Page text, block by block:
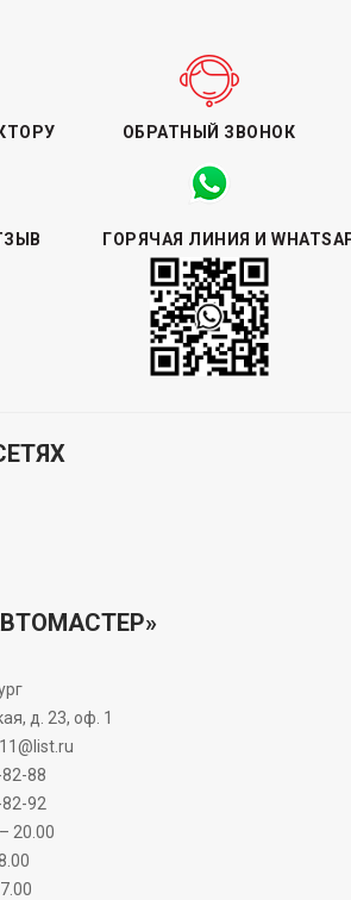
ОБРАТНЫЙ ЗВОНОК
ГОРЯЧАЯ ЛИНИЯ И
д. 23, оф. 1
88
92
20.00